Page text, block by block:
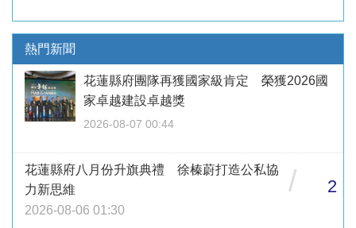
熱門新聞
花蓮縣府團隊再獲國家級肯定 榮獲2026國
家卓越建設卓越獎
2026-08-07 00:44
花蓮縣府八月份升旗典禮 徐榛蔚打造公私協
力新思維
2026-08-06 01:30
/ 2